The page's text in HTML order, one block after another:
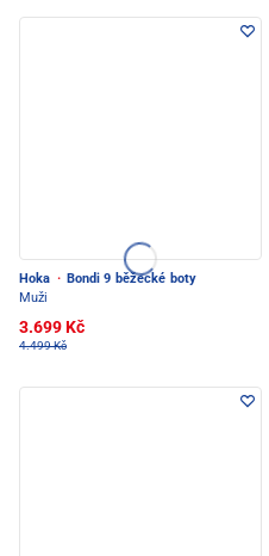
Hoka · Bondi 9 běžecké boty
Muži
3.699 Kč
4.499 Kč